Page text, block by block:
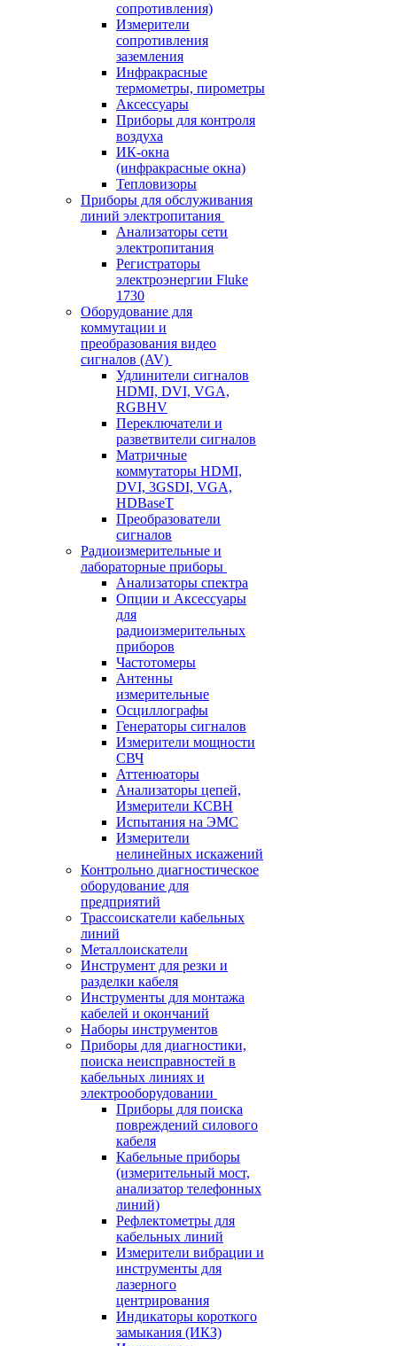
сопротивления)
Измерители
сопротивления
заземления
Инфракрасные
термометры, пирометры
Аксессуары
Приборы для контроля
воздуха
ИК-окна
(инфракрасные окна)
Тепловизоры
Приборы для обслуживания
линий электропитания
Анализаторы сети
электропитания
Регистраторы
электроэнергии Fluke
1730
Оборудование для
коммутации и
преобразования видео
сигналов (AV)
Удлинители сигналов
HDMI, DVI, VGA,
RGBHV
Переключатели и
разветвители сигналов
Матричные
коммутаторы HDMI,
DVI, 3GSDI, VGA,
HDBaseT
Преобразователи
сигналов
Радиоизмерительные и
лабораторные приборы
Анализаторы спектра
Опции и Аксессуары
для
радиоизмерительных
приборов
Частотомеры
Антенны
измерительные
Осциллографы
Генераторы сигналов
Измерители мощности
СВЧ
Аттенюаторы
Анализаторы цепей,
Измерители КСВН
Испытания на ЭМС
Измерители
нелинейных искажений
Контрольно диагностическое
оборудование для
предприятий
Трассоискатели кабельных
линий
Металлоискатели
Инструмент для резки и
разделки кабеля
Инструменты для монтажа
кабелей и окончаний
Наборы инструментов
Приборы для диагностики,
поиска неисправностей в
кабельных линиях и
электрооборудовании
Приборы для поиска
повреждений силового
кабеля
Кабельные приборы
(измерительный мост,
анализатор телефонных
линий)
Рефлектометры для
кабельных линий
Измерители вибрации и
инструменты для
лазерного
центрирования
Индикаторы короткого
замыкания (ИКЗ)